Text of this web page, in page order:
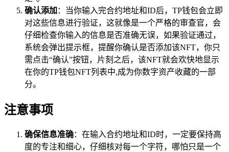
确认添加 ：当你输入完合约地址和ID后，TP钱包会立即
对这些信息进行验证，这就像是一个严格的审查官，会
仔细检查你输入的信息是否准确无误，如果验证通过，
系统会弹出提示框，提醒你确认是否添加该NFT，你只
需点击“确认”按钮，片刻之后，该NFT就会欢快地显示
在你的TP钱包NFT列表中,成为你数字资产收藏的一部
分。
注意事项
确保信息准确：在输入合约地址和ID时，一定要保持高
度的专注和细心，仔细核对每一个字符，哪怕只是一个